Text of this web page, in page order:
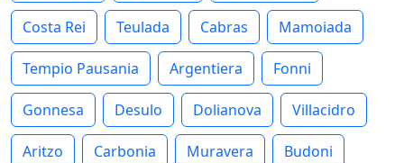
Costa Rei Teulada Cabras Mamoiada
Tempio Pausania Argentiera Fonni
Gonnesa Desulo Dolianova Villacidro
Aritzo Carbonia Muravera Budoni